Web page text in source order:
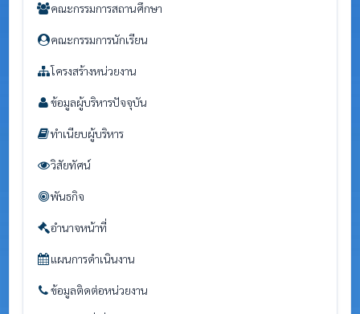
คณะกรรมการสถานศึกษา
คณะกรรมการนักเรียน
โครงสร้างหน่วยงาน
ข้อมูลผู้บริหารปัจจุบัน
ทำเนียบผู้บริหาร
วิสัยทัศน์
พันธกิจ
อำนาจหน้าที่
แผนการดำเนินงาน
ข้อมูลติดต่อหน่วยงาน